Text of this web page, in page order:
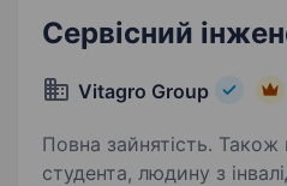
Сервісний
Vitagro Group
Повна зайнятість. Також
студента, людину з